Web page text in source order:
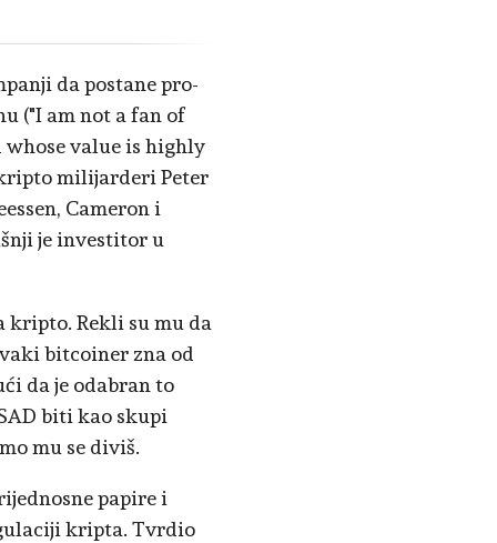
da postane pro-
("I am not a fan of
value is highly
milijarderi Peter
Cameron i
je investitor u
kripto. Rekli su mu da
bitcoiner zna od
da je odabran to
biti kao skupi
mu se diviš.
papire i
kripta. Tvrdio